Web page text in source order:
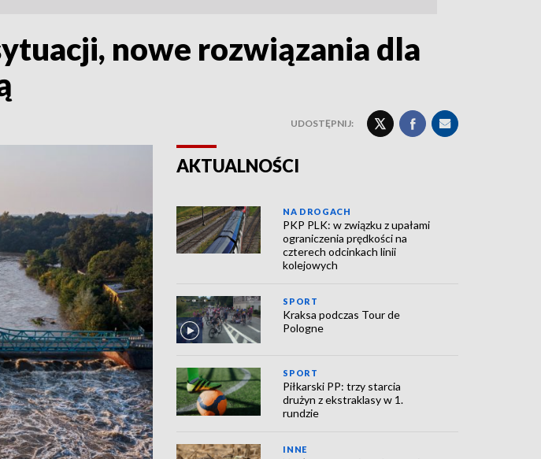
nowe rozwiązania dla
UDOSTĘPNIJ:
AKTUALNOŚCI
NA DROGACH
PKP PLK: w związku z upałami
ograniczenia prędkości na
czterech odcinkach linii
kolejowych
SPORT
Kraksa podczas Tour de
Pologne
SPORT
Piłkarski PP: trzy starcia
drużyn z ekstraklasy w 1.
rundzie
INNE